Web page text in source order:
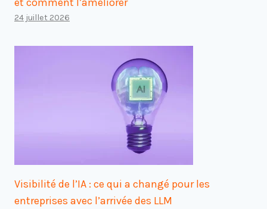
24 juillet 2026
Visibilité de l’IA : ce qui a changé pour les
entreprises avec l’arrivée des LLM